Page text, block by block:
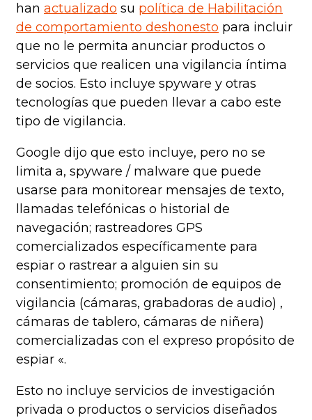
han actualizado su política de Habilitación
de comportamiento deshonesto para incluir
que no le permita anunciar productos o
servicios que realicen una vigilancia íntima
de socios. Esto incluye spyware y otras
tecnologías que pueden llevar a cabo este
tipo de vigilancia.
Google dijo que esto incluye, pero no se
limita a, spyware / malware que puede
usarse para monitorear mensajes de texto,
llamadas telefónicas o historial de
navegación; rastreadores GPS
comercializados específicamente para
espiar o rastrear a alguien sin su
consentimiento; promoción de equipos de
vigilancia (cámaras, grabadoras de audio) ,
cámaras de tablero, cámaras de niñera)
comercializadas con el expreso propósito de
espiar «.
Esto no incluye servicios de investigación
privada o productos o servicios diseñados